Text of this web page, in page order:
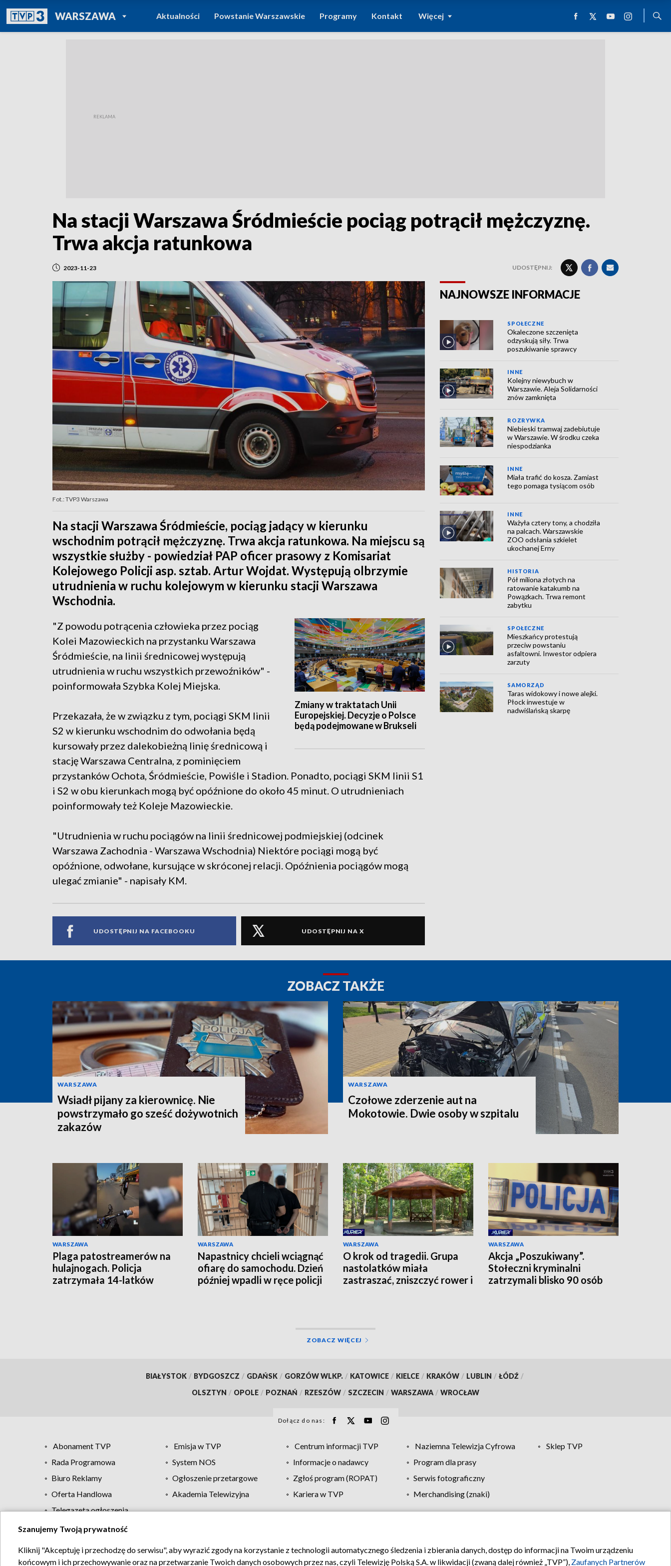
WARSZAWAPOWRÓT DO
TVP REGIONY
Aktualności Powstanie Warszawskie Programy Kontakt Więcej
Na stacji Warszawa Śródmieście pociąg potrącił mężczyznę.
Trwa akcja ratunkowa
2023-11-23 UDOSTĘPNIJ:
Fot.: TVP3 Warszawa
Na stacji Warszawa Śródmieście, pociąg jadący w kierunku
wschodnim potrącił mężczyznę. Trwa akcja ratunkowa. Na miejscu są
wszystkie służby - powiedział PAP oficer prasowy z Komisariat
Kolejowego Policji asp. sztab. Artur Wojdat. Występują olbrzymie
utrudnienia w ruchu kolejowym w kierunku stacji Warszawa
Wschodnia.
Zmiany w traktatach Unii
Europejskiej. Decyzje o Polsce
będą podejmowane w Brukseli
"Z powodu potrącenia człowieka przez pociąg
Kolei Mazowieckich na przystanku Warszawa
Śródmieście, na linii średnicowej występują
utrudnienia w ruchu wszystkich przewoźników" -
poinformowała Szybka Kolej Miejska.
Przekazała, że w związku z tym, pociągi SKM linii
S2 w kierunku wschodnim do odwołania będą
kursowały przez dalekobieżną linię średnicową i
stację Warszawa Centralna, z pominięciem
przystanków Ochota, Śródmieście, Powiśle i Stadion. Ponadto, pociągi SKM linii S1
i S2 w obu kierunkach mogą być opóźnione do około 45 minut. O utrudnieniach
poinformowały też Koleje Mazowieckie.
"Utrudnienia w ruchu pociągów na linii średnicowej podmiejskiej (odcinek
Warszawa Zachodnia - Warszawa Wschodnia) Niektóre pociągi mogą być
opóźnione, odwołane, kursujące w skróconej relacji. Opóźnienia pociągów mogą
ulegać zmianie" - napisały KM.
UDOSTĘPNIJ NA FACEBOOKU UDOSTĘPNIJ NA X
NAJNOWSZE INFORMACJE
SPOŁECZNE
Okaleczone szczenięta
odzyskują siły. Trwa
poszukiwanie sprawcy
INNE
Kolejny niewybuch w
Warszawie. Aleja Solidarności
znów zamknięta
ROZRYWKA
Niebieski tramwaj zadebiutuje
w Warszawie. W środku czeka
niespodzianka
INNE
Miała trafić do kosza. Zamiast
tego pomaga tysiącom osób
INNE
Ważyła cztery tony, a chodziła
na palcach. Warszawskie
ZOO odsłania szkielet
ukochanej Erny
HISTORIA
Pół miliona złotych na
ratowanie katakumb na
Powązkach. Trwa remont
zabytku
SPOŁECZNE
Mieszkańcy protestują
przeciw powstaniu
asfaltowni. Inwestor odpiera
zarzuty
SAMORZĄD
Taras widokowy i nowe alejki.
Płock inwestuje w
nadwiślańską skarpę
ZOBACZ TAKŻE
WARSZAWA
Wsiadł pijany za kierownicę. Nie
powstrzymało go sześć dożywotnich
zakazów
WARSZAWA
Czołowe zderzenie aut na
Mokotowie. Dwie osoby w szpitalu
WARSZAWA
Plaga patostreamerów na
hulajnogach. Policja
zatrzymała 14-latków
WARSZAWA
Napastnicy chcieli wciągnąć
ofiarę do samochodu. Dzień
później wpadli w ręce policji
WARSZAWA
O krok od tragedii. Grupa
nastolatków miała
zastraszać, zniszczyć rower i
WARSZAWA
Akcja „Poszukiwany”.
Stołeczni kryminalni
zatrzymali blisko 90 osób
ZOBACZ WIĘCEJ
BIAŁYSTOK / BYDGOSZCZ / GDAŃSK / GORZÓW WLKP. / KATOWICE / KIELCE / KRAKÓW / LUBLIN / ŁÓDŹ /
OLSZTYN / OPOLE / POZNAŃ / RZESZÓW / SZCZECIN / WARSZAWA / WROCŁAW
Dołącz do nas:
Abonament TVP Emisja w TVP Centrum informacji TVP Naziemna Telewizja Cyfrowa
Sklep TVP
Rada Programowa
System NOS Informacje o nadawcy
Program dla prasy
Biuro Reklamy
Ogłoszenie przetargowe Zgłoś program (ROPAT)
Serwis fotograficzny
Oferta Handlowa
Akademia Telewizyjna Kariera w TVP
Merchandising (znaki)
Telegazeta ogłoszenia
Regulamin TVP Polityka prywatności Moje zgody Pomoc Biuro reklamy Kontakt
Szanujemy Twoją prywatność
Kliknij "Akceptuję i przechodzę do serwisu", aby wyrazić zgody na korzystanie z technologii automatycznego śledzenia i zbierania danych, dostęp do informacji na Twoim urządzeniu
końcowym i ich przechowywanie oraz na przetwarzanie Twoich danych osobowych przez nas, czyli Telewizję Polską S.A. w likwidacji (zwaną dalej również „TVP”), Zaufanych Partnerów